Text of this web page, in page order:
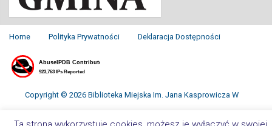
Home Polityka Prywatności Deklaracja Dostępności
Copyright © 2026 Biblioteka Miejska Im. Jana Kasprowicza W